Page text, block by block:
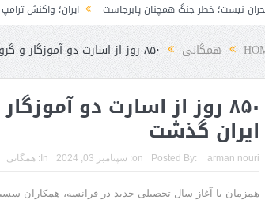
جنگ همچنان پابرجاست ایران؛ واکنش ترامپ و معاونش
همگانی ۸۵٠ روز از اسارت دو آموزگار و گروگان فرانسوی در ایران گذشت
۸۵٠ روز از اسارت دو
ایران گذشت
Posted By: arman nouri
on: سپتامبر 03, 2024 In: همگانی
همزمان با آغاز سال تحصیلی جدید در فرانسه، همکاران